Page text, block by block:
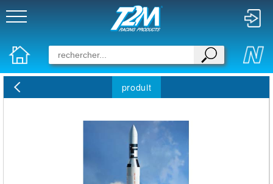
produit